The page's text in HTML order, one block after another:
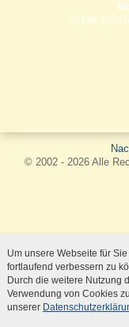
© Die
© 2002 - 2026 Alle
Um unsere Webseite für
fortlaufend verbessern zu
Durch die weitere Nutzung
Verwendung von Cookies
unserer